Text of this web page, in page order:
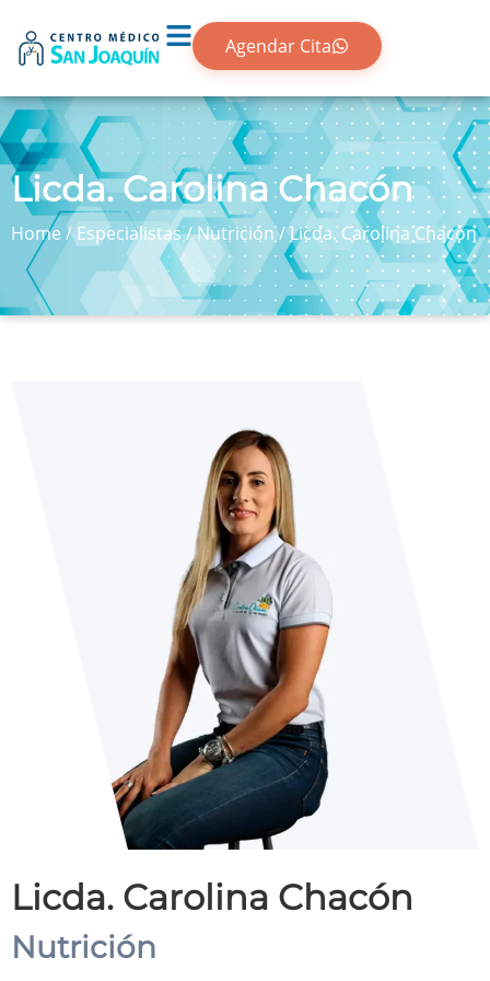
Agendar Cita
Licda. Carolina Chacón
Home /Especialistas/Nutrición/Licda. Carolina Chacón
Licda. Carolina Chacón
Nutrición